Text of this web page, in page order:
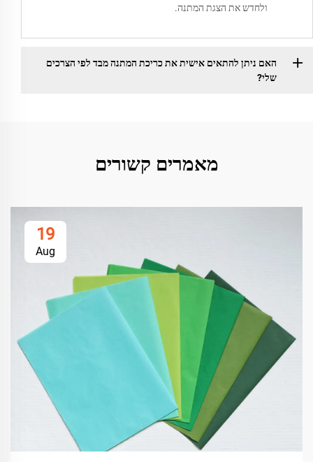
ולחדש את הצגת המתנה.
האם ניתן להתאים אישית את כריכת המתנה מבד לפי הצרכים
שלי?
מאמרים קשורים
19
Aug